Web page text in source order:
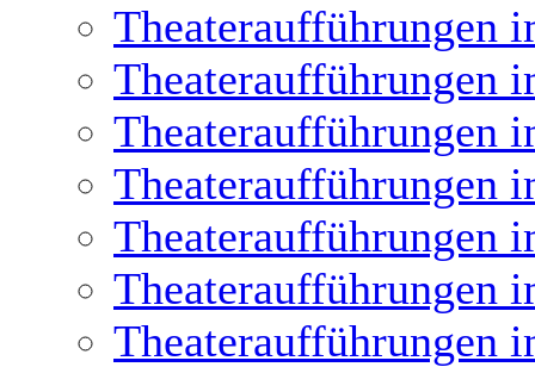
Theateraufführungen
Theateraufführungen
Theateraufführungen
Theateraufführungen
Theateraufführungen
Theateraufführungen
Theateraufführungen